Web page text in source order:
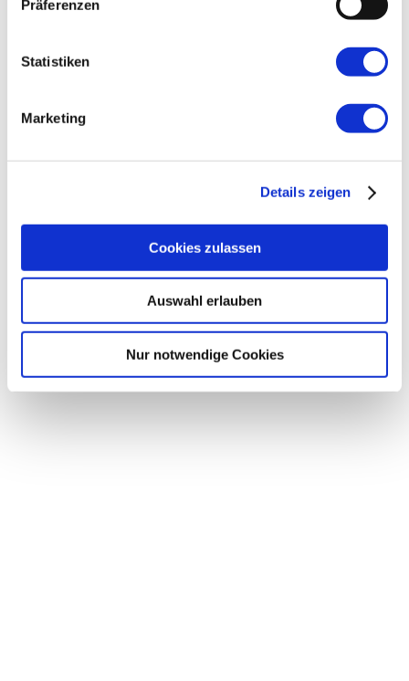
Präferenzen
Statistiken
Marketing
Details zeigen
Cookies zulassen
Auswahl erlauben
Nur notwendige Cookies